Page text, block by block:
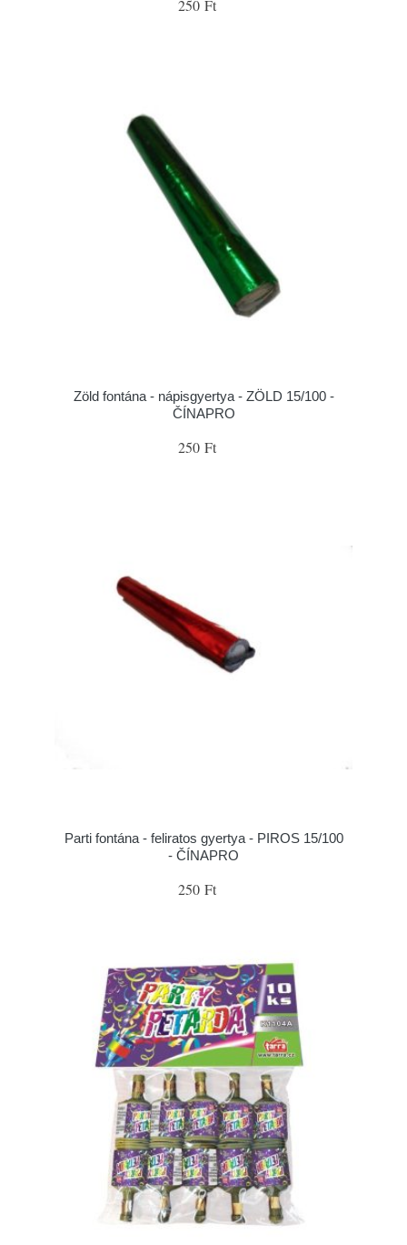
250 Ft
Zöld fontána - nápisgyertya - ZÖLD 15/100 -
ČÍNAPRO
250 Ft
Parti fontána - feliratos gyertya - PIROS 15/100
- ČÍNAPRO
250 Ft